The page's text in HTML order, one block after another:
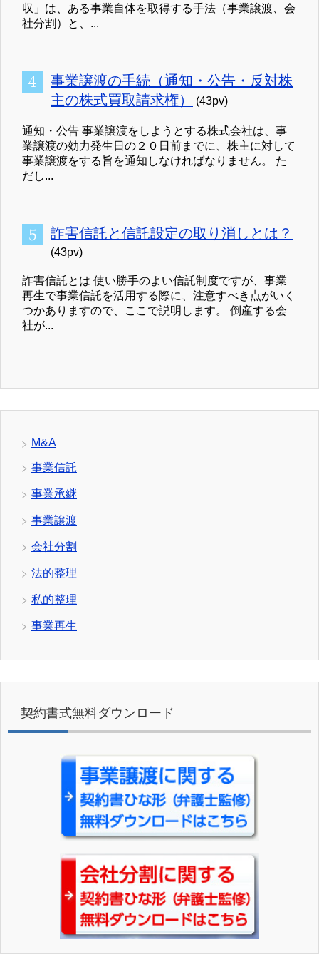
収」は、ある事業自体を取得する手法（事業譲渡、会
社分割）と、...
事業譲渡の手続（通知・公告・反対株
主の株式買取請求権）
(43pv)
通知・公告 事業譲渡をしようとする株式会社は、事
業譲渡の効力発生日の２０日前までに、株主に対して
事業譲渡をする旨を通知しなければなりません。 た
だし...
詐害信託と信託設定の取り消しとは？
(43pv)
詐害信託とは 使い勝手のよい信託制度ですが、事業
再生で事業信託を活用する際に、注意すべき点がいく
つかありますので、ここで説明します。 倒産する会
社が...
M&A
事業信託
事業承継
事業譲渡
会社分割
法的整理
私的整理
事業再生
契約書式無料ダウンロード